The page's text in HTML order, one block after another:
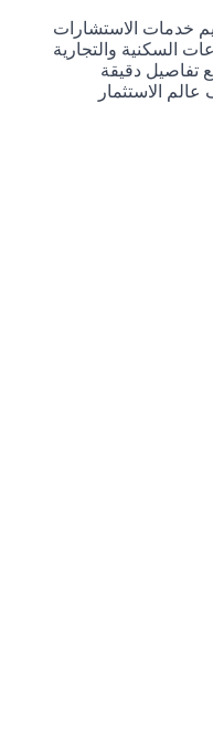
خدمات الاستشارات
السكنية والتجارية
تفاصيل دقيقة
الاستثمار